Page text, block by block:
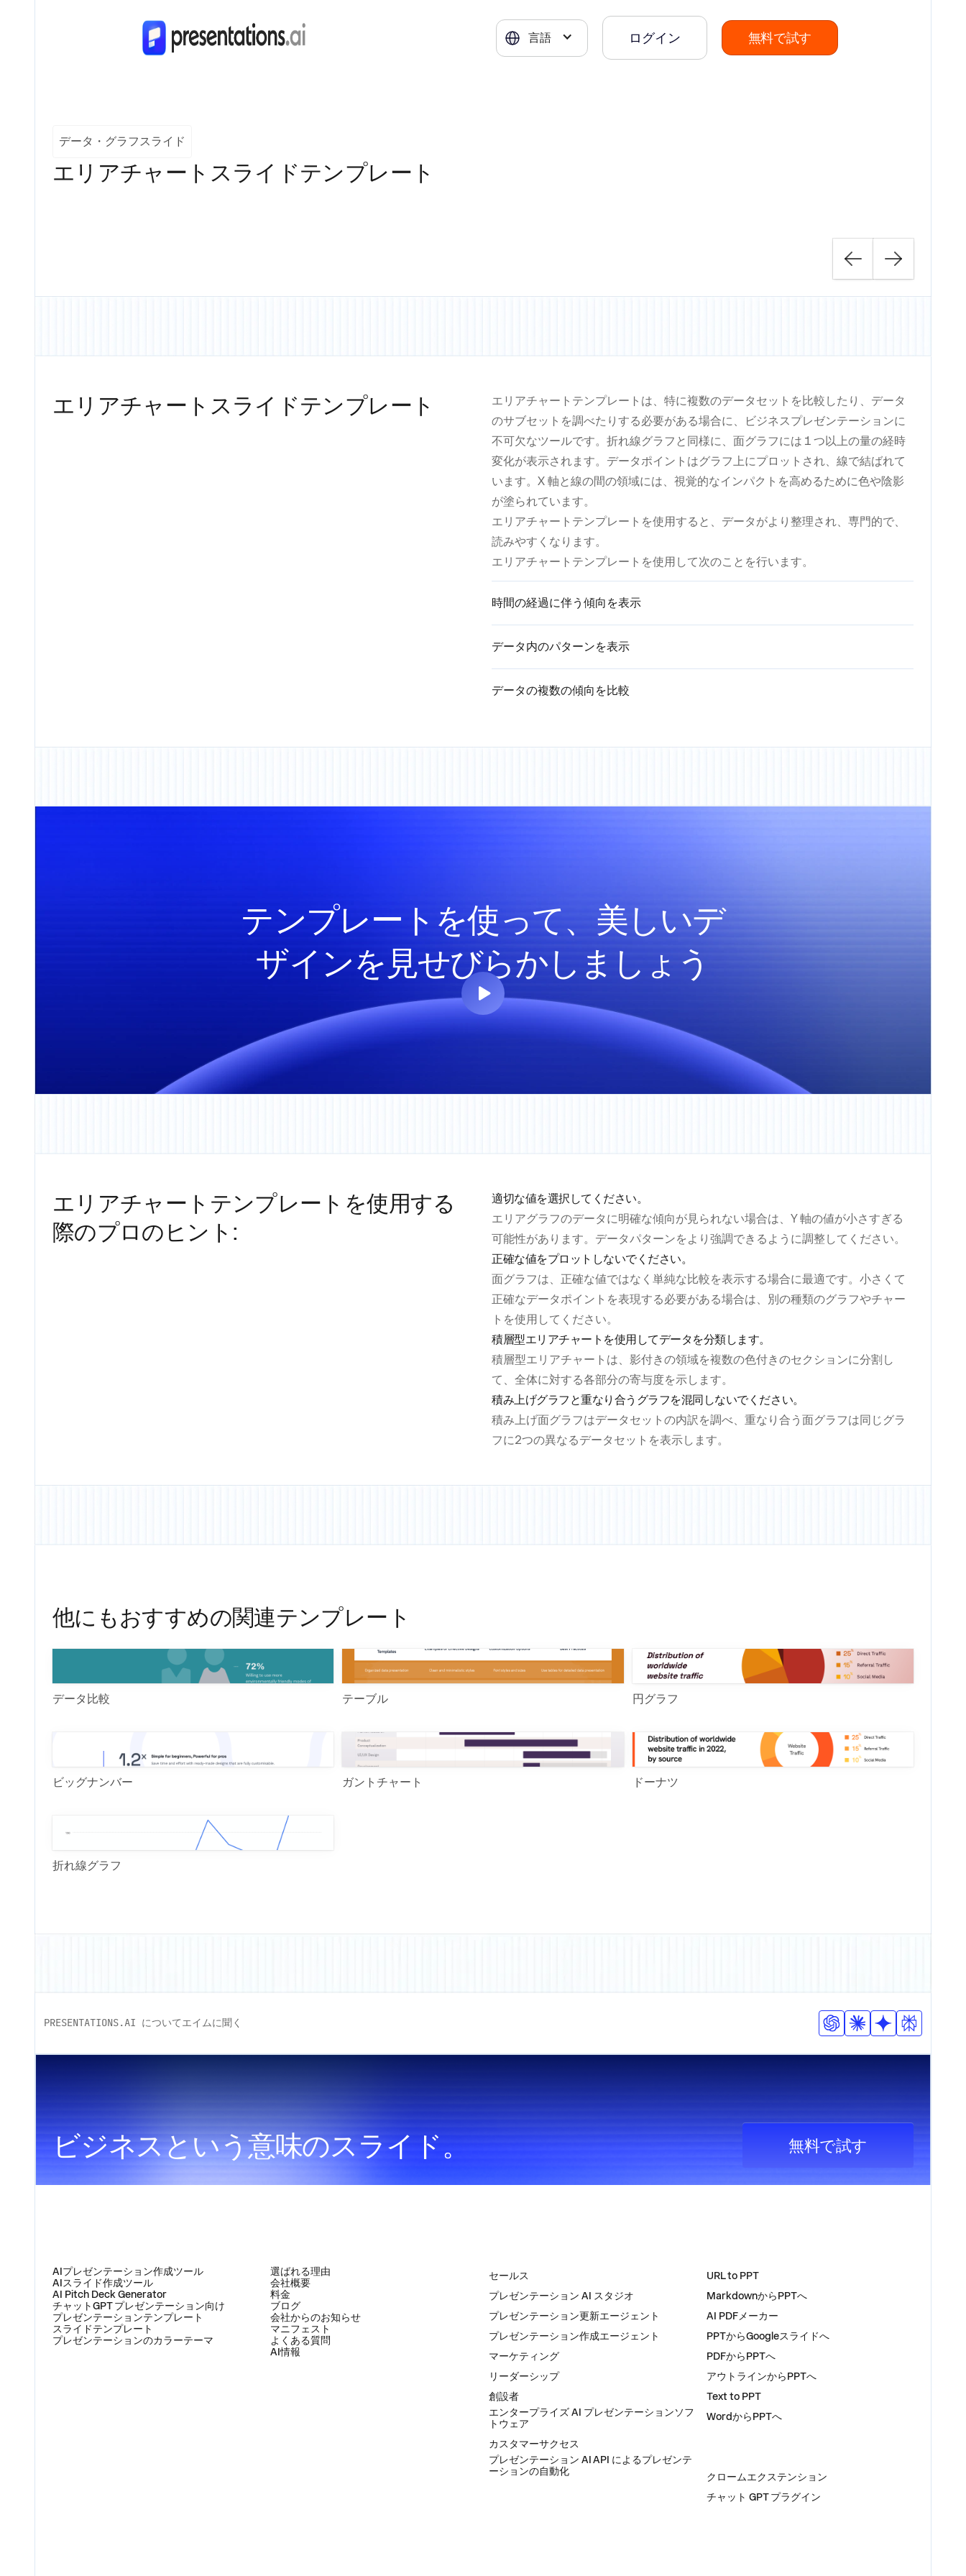
言語 ログイン 無料で試す
データ・グラフスライド
エリアチャートスライドテンプレート
エリアチャートスライドテンプレート
エリアチャートテンプレートは、特に複数のデータセットを比較したり、データ
のサブセットを調べたりする必要がある場合に、ビジネスプレゼンテーションに
不可欠なツールです。折れ線グラフと同様に、面グラフには 1 つ以上の量の経時
変化が表示されます。データポイントはグラフ上にプロットされ、線で結ばれて
います。X 軸と線の間の領域には、視覚的なインパクトを高めるために色や陰影
が塗られています。
エリアチャートテンプレートを使用すると、データがより整理され、専門的で、
読みやすくなります。
エリアチャートテンプレートを使用して次のことを行います。
時間の経過に伴う傾向を表示
データ内のパターンを表示
データの複数の傾向を比較
テンプレートを使って、美しいデ
ザインを見せびらかしましょう
エリアチャートテンプレートを使用する
際のプロのヒント:
適切な値を選択してください。
エリアグラフのデータに明確な傾向が見られない場合は、Y 軸の値が小さすぎる
可能性があります。データパターンをより強調できるように調整してください。
正確な値をプロットしないでください。
面グラフは、正確な値ではなく単純な比較を表示する場合に最適です。小さくて
正確なデータポイントを表現する必要がある場合は、別の種類のグラフやチャー
トを使用してください。
積層型エリアチャートを使用してデータを分類します。
積層型エリアチャートは、影付きの領域を複数の色付きのセクションに分割し
て、全体に対する各部分の寄与度を示します。
積み上げグラフと重なり合うグラフを混同しないでください。
積み上げ面グラフはデータセットの内訳を調べ、重なり合う面グラフは同じグラ
フに2つの異なるデータセットを表示します。
他にもおすすめの関連テンプレート
データ比較 テーブル 円グラフ
ビッグナンバー ガントチャート ドーナツ
折れ線グラフ
PRESENTATIONS.AI についてエイムに聞く
ビジネスという意味のスライド。 無料で試す
AIプレゼンテーション作成ツール
AIスライド作成ツール
AI Pitch Deck Generator
チャットGPT プレゼンテーション向け
プレゼンテーションテンプレート
スライドテンプレート
プレゼンテーションのカラーテーマ
選ばれる理由
会社概要
料金
ブログ
会社からのお知らせ
マニフェスト
よくある質問
AI情報
セールス
プレゼンテーション AI スタジオ
プレゼンテーション更新エージェント
プレゼンテーション作成エージェント
マーケティング
リーダーシップ
創設者
エンタープライズ AI プレゼンテーションソフ
トウェア
カスタマーサクセス
プレゼンテーション AI API によるプレゼンテ
ーションの自動化
URL to PPT
MarkdownからPPTへ
AI PDFメーカー
PPTからGoogleスライドへ
PDFからPPTへ
アウトラインからPPTへ
Text to PPT
WordからPPTへ
クロームエクステンション
チャット GPT プラグイン